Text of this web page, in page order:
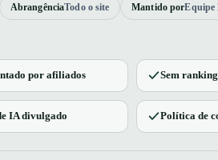
AbrangênciaTodo o site Mantido porEquipe
por afiliados Sem
IA divulgado Política de